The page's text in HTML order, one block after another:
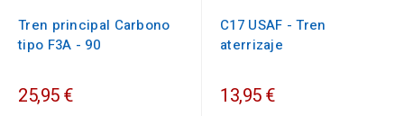
Tren principal Carbono
tipo F3A - 90
25,95 €
C17 USAF - Tren
aterrizaje
13,95 €